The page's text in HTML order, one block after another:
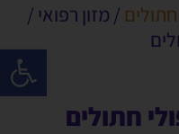
פתח
חתולים / מזון רפואי /
חתולים